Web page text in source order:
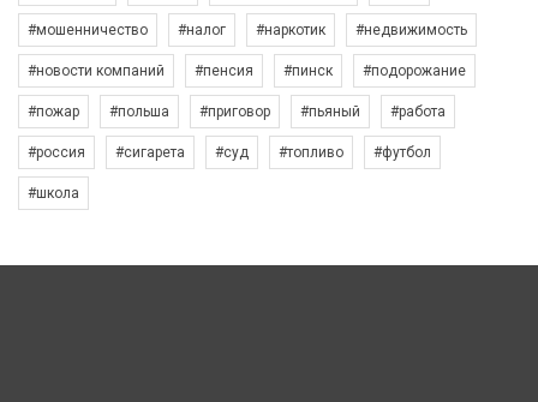
#мошенничество #налог #наркотик #недвижимость
#новости компаний #пенсия #пинск #подорожание
#пожар #польша #приговор #пьяный #работа
#россия #сигарета #суд #топливо #футбол
#школа